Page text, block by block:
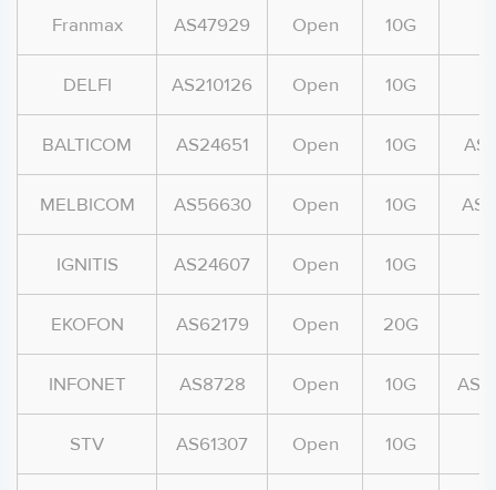
Franmax AS47929 Open 10G
DELFI AS210126 Open 10G
BALTICOM AS24651 Open 10G
MELBICOM AS56630 Open 10G AS-
IGNITIS AS24607 Open 10G
EKOFON AS62179 Open 20G
INFONET AS8728 Open 10G AS-
STV AS61307 Open 10G